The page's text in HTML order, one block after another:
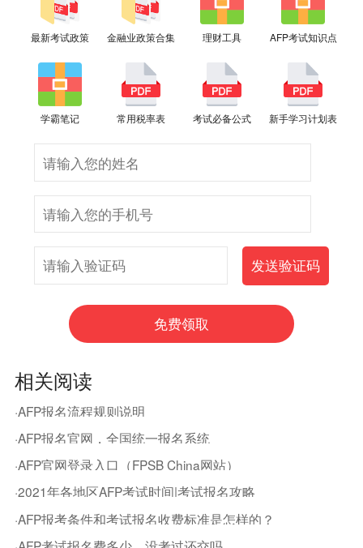
最新考试政策 金融业政策合集 理财工具 AFP考试知识点
学霸笔记 常用税率表 考试必备公式 新手学习计划表
相关阅读
·AFP报名流程规则说明
·AFP报名官网，全国统一报名系统
·AFP官网登录入口（FPSB China网站）
·2021年各地区AFP考试时间|考试报名攻略
·AFP报考条件和考试报名收费标准是怎样的？